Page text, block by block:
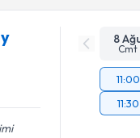
8
Cmt
11:00
11:30